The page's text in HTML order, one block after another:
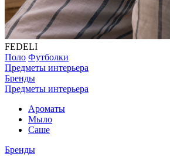
FEDELI
Поло Футболки
Предметы интерьера
Бренды
Предметы интерьера
Ароматы
Мыло
Саше
Бренды